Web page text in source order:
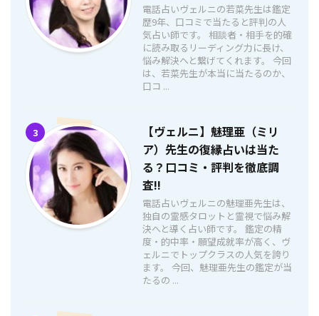
電話占いヴェルニの若菜先生は鑑定
歴9年、口コミで当たると評判の人
気占い師です。 相談者・相手を的確
に読み取るリーディング力に長け、
悩み解決へと繋げてくれます。 今回
は、若菜先生が本当に当たるのか、
口コ ...
3
【ヴェルニ】魅理亜（ミリ
ア）先生の復縁占いは当た
る？口コミ・評判を徹底調
査!!
電話占いヴェルニの魅理亜先生は、
独自の霊感タロットと霊視で悩み解
決へと導く占い師です。 鑑定の精
度・的中率・願望成就率が高く、ヴ
ェルニでトップクラスの人気を誇り
ます。 今回、魅理亜先生の鑑定が当
たるの ...